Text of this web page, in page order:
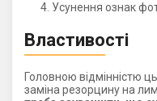
Усунення ознак
Властивості
Головною відмінністю
заміна резорцину на